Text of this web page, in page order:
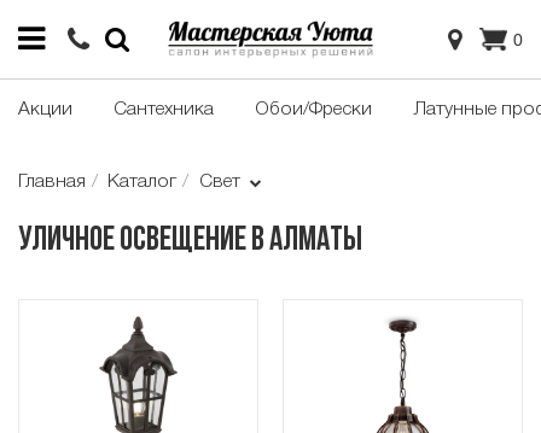
0
Акции Сантехника Обои/Фрески Латунные
Главная Каталог Свет
Уличное освещение в Алматы